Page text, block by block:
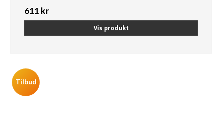
611 kr
Vis produkt
Tilbud